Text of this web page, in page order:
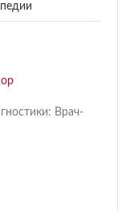
Врач-